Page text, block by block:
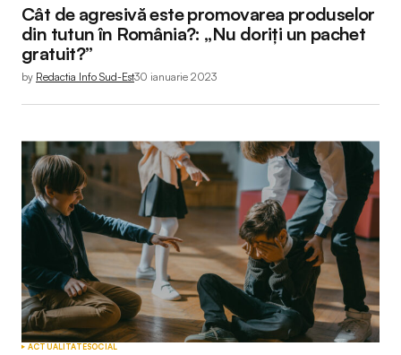
Cât de agresivă este promovarea produselor
din tutun în România?: „Nu doriți un pachet
gratuit?”
by Redactia Info Sud-Est30 ianuarie 2023
ACTUALITATESOCIAL